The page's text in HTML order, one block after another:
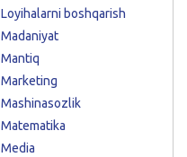
Loyihalarni boshqarish
Madaniyat
Mantiq
Marketing
Mashinasozlik
Matematika
Media